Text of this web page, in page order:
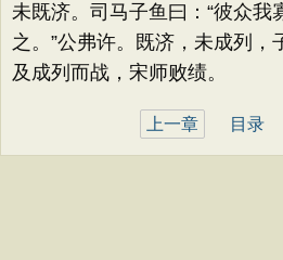
未既济。司马子鱼曰：“彼众我
之。”公弗许。既济，未成列，
及成列而战，宋师败绩。
上一章 目录